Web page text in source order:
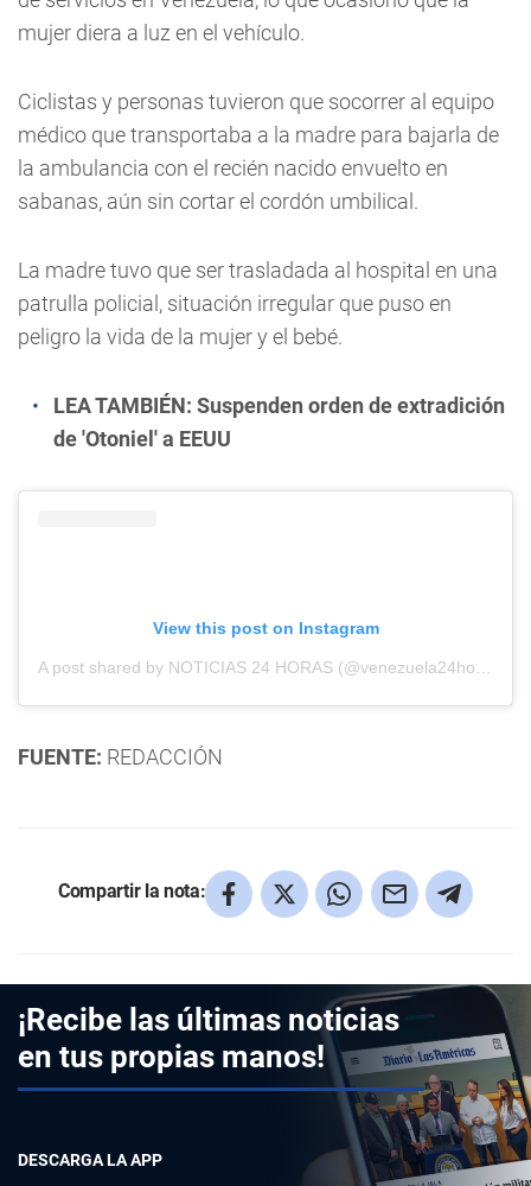
mujer diera a luz en el vehículo.
Ciclistas y personas tuvieron que socorrer al equipo
médico que transportaba a la madre para bajarla de
la ambulancia con el recién nacido envuelto en
sabanas, aún sin cortar el cordón umbilical.
La madre tuvo que ser trasladada al hospital en una
patrulla policial, situación irregular que puso en
peligro la vida de la mujer y el bebé.
LEA TAMBIÉN: Suspenden orden de extradición
de 'Otoniel' a EEUU
View this post on Instagram
FUENTE: REDACCIÓN
Compartir la nota:
¡Recibe las últimas noticias
en tus propias manos!
DESCARGA LA APP